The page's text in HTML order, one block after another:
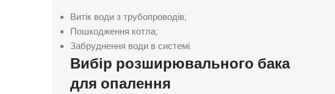
Витік води з трубопроводів;
Пошкодження котла;
Забруднення води в системі.
Вибір розширювального бака
для опалення